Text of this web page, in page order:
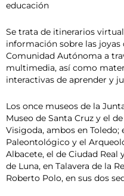
educación
Se trata de itinerarios
información sobre las joyas
Comunidad Autónoma a
multimedia, así como
interactivas de aprender y
Los once museos de la
Museo de Santa Cruz y el
Visigoda, ambos en Toledo;
Paleontológico y el
Albacete, el de Ciudad Real
de Luna, en Talavera de la
Roberto Polo, en sus dos